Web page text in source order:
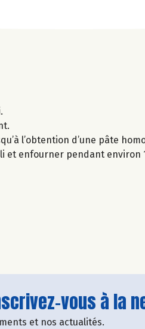
l’obtention d’une pâte
et enfourner pendant environ
vous à la
et nos actualités.